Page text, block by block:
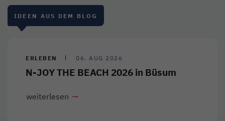
IDEEN AUS DEM BLOG
ERLEBEN 06. AUG 2026
N-JOY THE BEACH 2026 in Büsum
weiterlesen